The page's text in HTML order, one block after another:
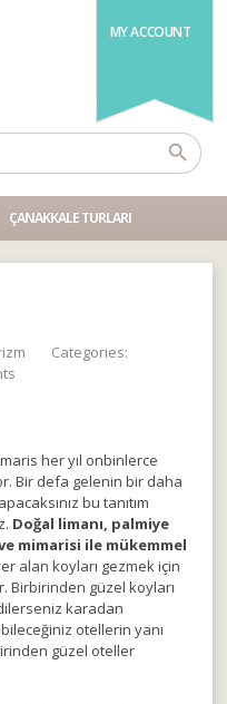
MY ACCOUNT
ÇANAKKALE TURLARI
Categories:
her yıl onbinlerce
Bir defa gelenin bir daha
bu tanıtım
Doğal limanı, palmiye
mimarisi ile mükemmel
alan koyları gezmek için
Birbirinden güzel koyları
karadan
otellerin yanı
güzel oteller